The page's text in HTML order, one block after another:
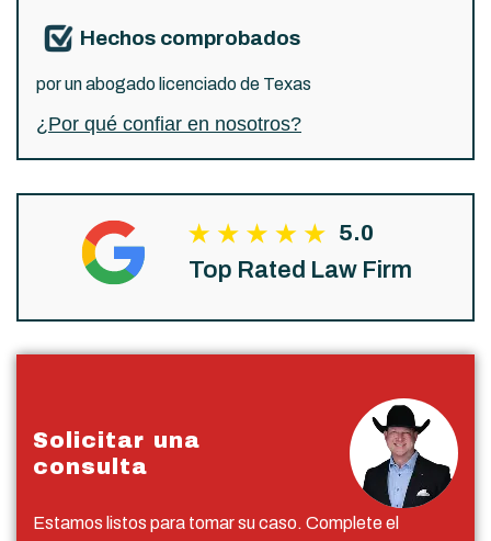
Hechos comprobados
por un abogado licenciado de Texas
¿Por qué confiar en nosotros?
5.0
Top Rated Law Firm
Solicitar una
consulta
Estamos listos para tomar su caso. Complete el